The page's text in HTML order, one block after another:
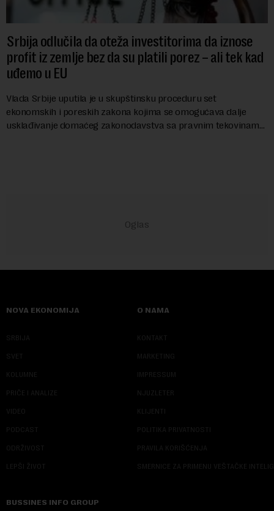
Srbija odlučila da oteža investitorima da iznose
profit iz zemlje bez da su platili porez – ali tek kad
uđemo u EU
Vlada Srbije uputila je u skupštinsku proceduru set
ekonomskih i poreskih zakona kojima se omogućava dalje
usklađivanje domaćeg zakonodavstva sa pravnim tekovinama
NOVA EKONOMIJA
SRBIJA
SVET
KOLUMNE
PRIČE I ANALIZE
VIDEO
PODCAST
ODRŽIVOST
LEPŠI ŽIVOT
O NAMA
KONTAKT
MARKETING
IMPRESSUM
NJUZLETER
KLIJENTI
POLITIKA PRIVATNOSTI
PRAVILA KORIŠĆENJA
SMERNICE ZA PRIMENU VEŠTAČKE
BUSSINES INFO GROUP